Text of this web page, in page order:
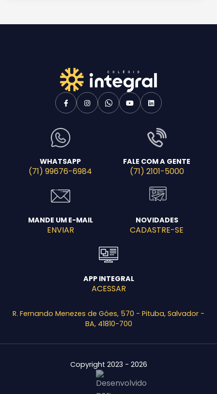
WHATSAPP
(71) 99676-6984
FALE COM A GENTE
(71) 2101-5000
MANDE UM E-MAIL
ENVIAR
NOVIDADES
CADASTRE-SE
APP INTEGRAL
ACESSAR
R. Fernando Menezes de Góes, 570 - Pituba, Salvador -
BA, 41810-700
Copyright 2023 - 2026